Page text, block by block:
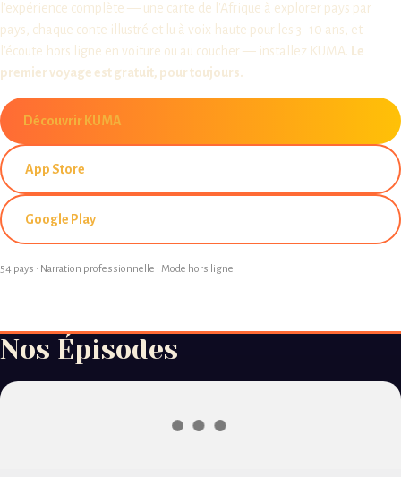
l'expérience complète — une carte de l'Afrique à explorer pays par
pays, chaque conte illustré et lu à voix haute pour les 3–10 ans, et
l'écoute hors ligne en voiture ou au coucher — installez KUMA. Le
premier voyage est gratuit, pour toujours.
Découvrir KUMA
App Store
Google Play
54 pays · Narration professionnelle · Mode hors ligne
Nos Épisodes